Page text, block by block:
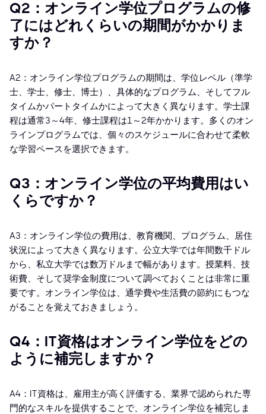
Q2：オンライン学位プログラムの修
了にはどれくらいの期間がかかりま
すか？
A2：オンライン学位プログラムの期間は、学位レベル（準学
士、学士、修士、博士）、具体的なプログラム、そしてフル
タイムかパートタイムかによって大きく異なります。学士課
程は通常3～4年、修士課程は1～2年かかります。多くのオン
ラインプログラムでは、個々のスケジュールに合わせて柔軟
な学習ペースを選択できます。
Q3：オンライン学位の平均費用はい
くらですか？
A3：オンライン学位の費用は、教育機関、プログラム、居住
状況によって大きく異なります。公立大学では年間数千ドル
から、私立大学では数万ドルまで幅があります。授業料、技
術費、そして奨学金制度について調べておくことは非常に重
要です。オンライン学位は、通学費や生活費の節約にもつな
がることを覚えておきましょう。
Q4：IT資格はオンライン学位をどの
ように補完しますか？
A4：IT資格は、雇用主が高く評価する、業界で認められた専
門的なスキルを提供することで、オンライン学位を補完しま